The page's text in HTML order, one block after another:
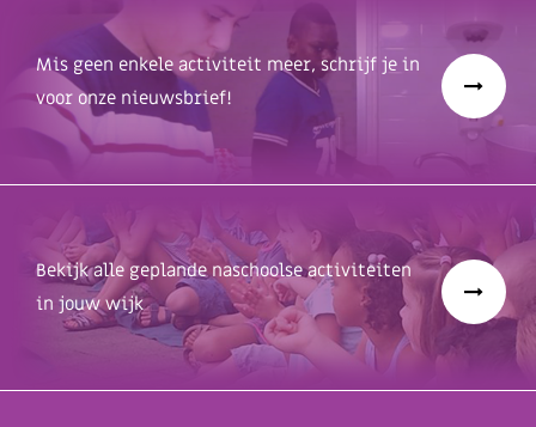
Mis geen enkele activiteit meer, schrijf je in
voor onze nieuwsbrief!
Bekijk alle geplande naschoolse activiteiten
in jouw wijk